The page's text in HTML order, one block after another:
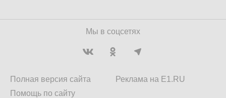
Мы в соцсетях
Полная версия сайта
Помощь по сайту
Реклама на E1.RU